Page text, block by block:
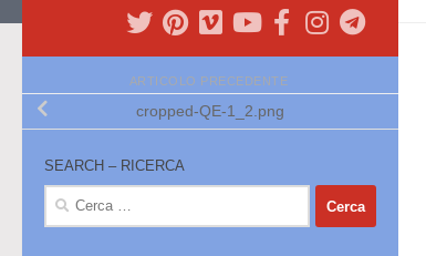
ARTICOLO PRECEDENTE
cropped-QE-1_2.png
SEARCH – RICERCA
Ricerca